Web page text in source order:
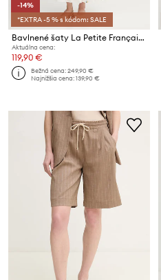
-14%
*EXTRA -5 % s kódom: SALE
Bavlnené šaty La Petite Française RACHELE
Aktuálna cena:
119,90 €
Bežná cena:249,90 €
Najnižšia cena:139,90 €